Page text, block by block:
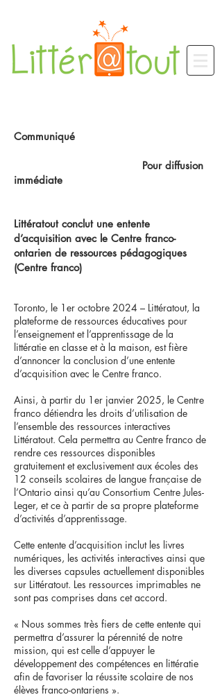
Communiqué
Pour diffusion
immédiate
Littératout conclut une entente
d’acquisition avec le Centre franco-
ontarien de ressources pédagogiques
(Centre franco)
Toronto, le 1er octobre 2024 – Littératout, la
plateforme de ressources éducatives pour
l’enseignement et l’apprentissage de la
littératie en classe et à la maison, est fière
d’annoncer la conclusion d’une entente
d’acquisition avec le Centre franco.
Ainsi, à partir du 1er janvier 2025, le Centre
franco détiendra les droits d’utilisation de
l’ensemble des ressources interactives
Littératout. Cela permettra au Centre franco de
rendre ces ressources disponibles
gratuitement et exclusivement aux écoles des
12 conseils scolaires de langue française de
l’Ontario ainsi qu’au Consortium Centre Jules-
Leger, et ce à partir de sa propre plateforme
d’activités d’apprentissage.
Cette entente d’acquisition inclut les livres
numériques, les activités interactives ainsi que
les diverses capsules actuellement disponibles
sur Littératout. Les ressources imprimables ne
sont pas comprises dans cet accord.
« Nous sommes très fiers de cette entente qui
permettra d’assurer la pérennité de notre
mission, qui est celle d’appuyer le
développement des compétences en littératie
afin de favoriser la réussite scolaire de nos
élèves franco-ontariens ».